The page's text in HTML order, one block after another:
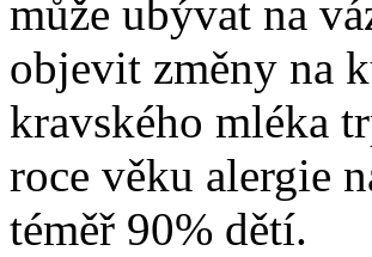
může ubývat na
objevit změny na
kravského mléka
roce věku alergie
téměř 90% dětí.